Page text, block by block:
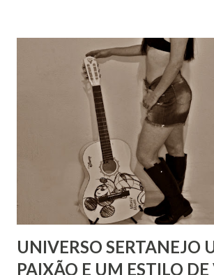
UNIVERSO SERTANEJO
PAIXÃO E UM ESTILO